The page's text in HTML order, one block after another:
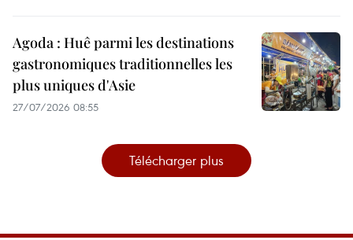
Agoda : Huê parmi les destinations
gastronomiques traditionnelles les
plus uniques d'Asie
27/07/2026 08:55
Télécharger plus